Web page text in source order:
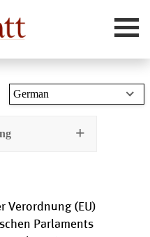
German
Verordnung (EU)
Parlaments